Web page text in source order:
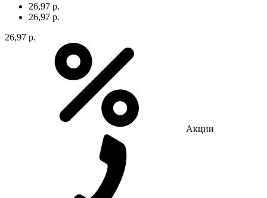
26,97 р.
26,97 р.
26,97 р.
Акции